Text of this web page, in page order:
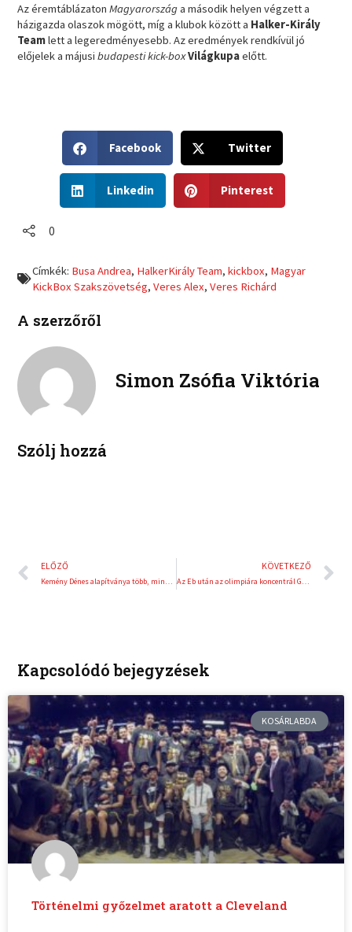
Az éremtáblázatonMagyarországa második helyen végzett a
házigazda olaszok mögött, míg a klubok között a Halker-Király
Teamlett a legeredményesebb. Az eredmények rendkívül jó
előjelek a májusi budapesti kick-boxVilágkupaelőtt.
h
r
o
k
Facebook
h
Twitter
h
n
l
n
e
Linkedin
h
n
p
e
Pinterest
0
Címkék: Busa Andrea, HalkerKirály Team,kickbox, Magyar
KickBox Szakszövetség,Veres Alex,Veres Richárd
A szerzőről
Simon Zsófia Viktória
Szólj hozzá
Előző
ELŐZŐ
Kemény Dénes alapítványa több, mint száz gyereknek tartott élménynapot a bicskei gyermekotthonban
KÖVETKEZŐ
Az Eb után az olimpiára koncentrál Galambos Ramóna
Kapcsolódó bejegyzések
KOSÁRLABDA
Történelmi győzelmet aratott a Cleveland